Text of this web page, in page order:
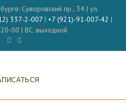
Суворовский пр., 34 | ул.
337-2-007| +7 (921)-91-007-42 |
00 | ВС. выходной